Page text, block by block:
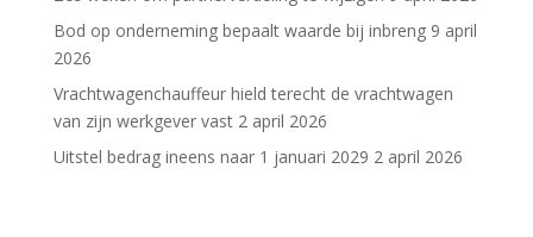
Bod op onderneming bepaalt waarde bij inbreng 9 april
2026
Vrachtwagenchauffeur hield terecht de vrachtwagen
van zijn werkgever vast 2 april 2026
Uitstel bedrag ineens naar 1 januari 2029 2 april 2026